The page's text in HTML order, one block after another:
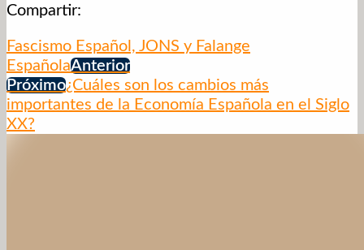
Compartir:
Fascismo Español, JONS y Falange
EspañolaAnterior
Próximo¿Cuáles son los cambios más
importantes de la Economía Española en el Siglo
XX?